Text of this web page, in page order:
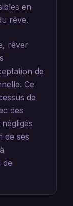
en
rêve.
rêver
de
Ce
de
des
de ses
de